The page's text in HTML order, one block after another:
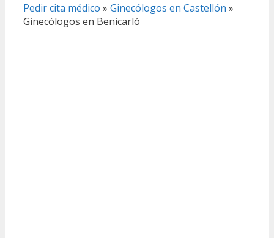
Pedir cita médico » Ginecólogos en Castellón »
Ginecólogos en Benicarló